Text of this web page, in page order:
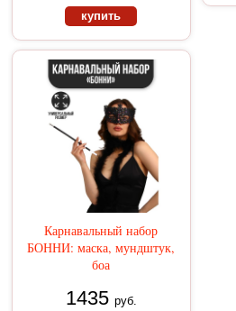
купить
Карнавальный набор
БОННИ: маска, мундштук,
боа
1435 руб.